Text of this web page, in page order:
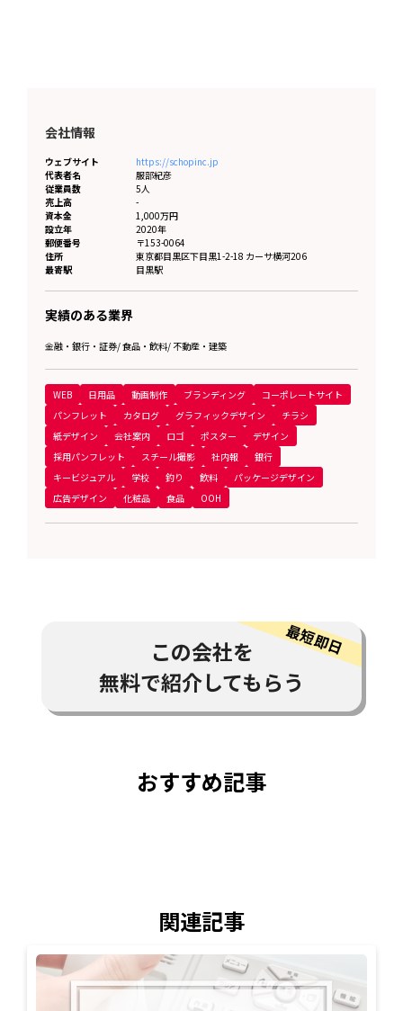
会社情報
ウェブサイト
https://schopinc.jp
代表者名
服部紀彦
従業員数
5人
売上高
-
資本金
1,000万円
設立年
2020年
郵便番号
〒153-0064
住所
東京都目黒区下目黒1-2-18 カーサ横河206
最寄駅
目黒駅
実績のある業界
金融・銀行・証券/食品・飲料/不動産・建築
WEB 日用品 動画制作 ブランディング
コーポレートサイト
パンフレット
カタログ グラフィックデザイン
チラシ
紙デザイン
会社案内 ロゴ ポスター
デザイン
採用パンフレット
スチール撮影 社内報
銀行
キービジュアル
学校 釣り 飲料
パッケージデザイン
広告デザイン
化粧品 食品 OOH
この会社を
無料で紹介してもらう
おすすめ記事
関連記事